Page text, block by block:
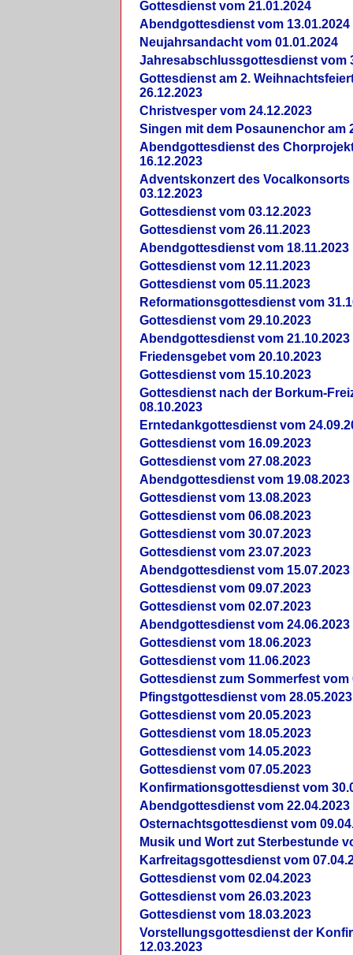
Gottesdienst vom 21.01.2024
Abendgottesdienst vom 13.01.2024
Neujahrsandacht vom 01.01.2024
Jahresabschlussgottesdienst vom
Gottesdienst am 2.
26.12.2023
Christvesper vom 24.12.2023
Singen mit dem Posaunenchor am
Abendgottesdienst des
16.12.2023
Adventskonzert des Vocalkonsorts
03.12.2023
Gottesdienst vom 03.12.2023
Gottesdienst vom 26.11.2023
Abendgottesdienst vom 18.11.2023
Gottesdienst vom 12.11.2023
Gottesdienst vom 05.11.2023
Reformationsgottesdienst vom
Gottesdienst vom 29.10.2023
Abendgottesdienst vom 21.10.2023
Friedensgebet vom 20.10.2023
Gottesdienst vom 15.10.2023
Gottesdienst nach der Borkum-
08.10.2023
Erntedankgottesdienst vom
Gottesdienst vom 16.09.2023
Gottesdienst vom 27.08.2023
Abendgottesdienst vom 19.08.2023
Gottesdienst vom 13.08.2023
Gottesdienst vom 06.08.2023
Gottesdienst vom 30.07.2023
Gottesdienst vom 23.07.2023
Abendgottesdienst vom 15.07.2023
Gottesdienst vom 09.07.2023
Gottesdienst vom 02.07.2023
Abendgottesdienst vom 24.06.2023
Gottesdienst vom 18.06.2023
Gottesdienst vom 11.06.2023
Gottesdienst zum Sommerfest vom
Pfingstgottesdienst vom 28.05.2023
Gottesdienst vom 20.05.2023
Gottesdienst vom 18.05.2023
Gottesdienst vom 14.05.2023
Gottesdienst vom 07.05.2023
Konfirmationsgottesdienst vom
Abendgottesdienst vom 22.04.2023
Osternachtsgottesdienst vom
Musik und Wort zut Sterbestunde
Karfreitagsgottesdienst vom
Gottesdienst vom 02.04.2023
Gottesdienst vom 26.03.2023
Gottesdienst vom 18.03.2023
Vorstellungsgottesdienst der
12.03.2023